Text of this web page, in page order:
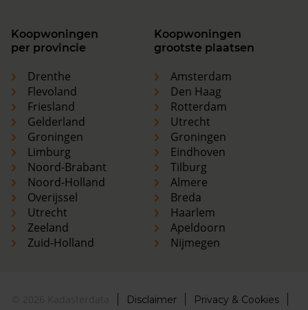
Koopwoningen
per provincie
Drenthe
Flevoland
Friesland
Gelderland
Groningen
Limburg
Noord-Brabant
Noord-Holland
Overijssel
Utrecht
Zeeland
Zuid-Holland
Koopwoningen
grootste plaatsen
Amsterdam
Den Haag
Rotterdam
Utrecht
Groningen
Eindhoven
Tilburg
Almere
Breda
Haarlem
Apeldoorn
Nijmegen
Disclaimer Privacy & Cookies